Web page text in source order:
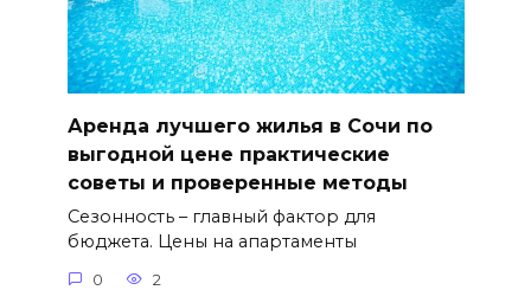
Аренда лучшего жилья в Сочи по
выгодной цене практические
советы и проверенные методы
Сезонность – главный фактор для
бюджета. Цены на апартаменты
0 2